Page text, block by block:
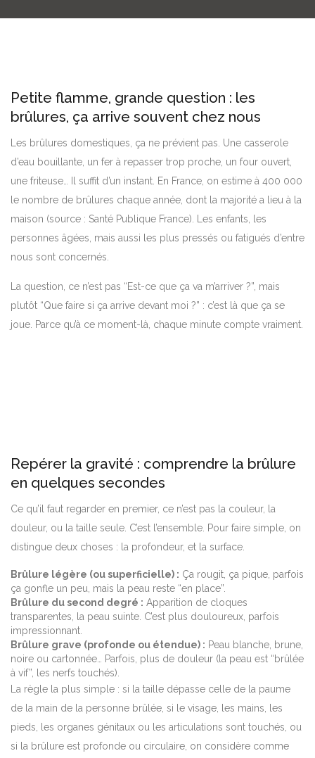
Petite flamme, grande question : les
brûlures, ça arrive souvent chez nous
Les brûlures domestiques, ça ne prévient pas. Une casserole
d’eau bouillante, un fer à repasser trop proche, un four ouvert,
une friteuse… Il suffit d’un instant. En France, on estime à 400 000
le nombre de brûlures chaque année, dont la majorité a lieu à la
maison (source : Santé Publique France). Les enfants, les
personnes âgées, mais aussi les plus pressés ou fatigués d’entre
nous sont concernés.
La question, ce n’est pas “Est-ce que ça va m’arriver ?”, mais
plutôt “Que faire si ça arrive devant moi ?” : c’est là que ça se
joue. Parce qu’à ce moment-là, chaque minute compte vraiment.
Repérer la gravité : comprendre la brûlure
en quelques secondes
Ce qu’il faut regarder en premier, ce n’est pas la couleur, la
douleur, ou la taille seule. C’est l’ensemble. Pour faire simple, on
distingue deux choses : la profondeur, et la surface.
Brûlure légère (ou superficielle) : Ça rougit, ça pique, parfois
ça gonfle un peu, mais la peau reste “en place”.
Brûlure du second degré : Apparition de cloques
transparentes, la peau suinte. C’est plus douloureux, parfois
impressionnant.
Brûlure grave (profonde ou étendue) : Peau blanche, brune,
noire ou cartonnée… Parfois, plus de douleur (la peau est “brûlée
à vif”, les nerfs touchés).
La règle la plus simple : si la taille dépasse celle de la paume
de la main de la personne brûlée, si le visage, les mains, les
pieds, les organes génitaux ou les articulations sont touchés, ou
si la brûlure est profonde ou circulaire, on considère comme